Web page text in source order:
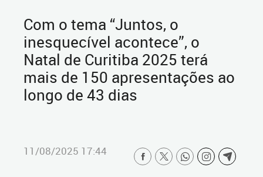
Com o tema “Juntos, o
inesquecível acontece”, o
Natal de Curitiba 2025 terá
mais de 150 apresentações ao
longo de 43 dias
11/08/2025 17:44